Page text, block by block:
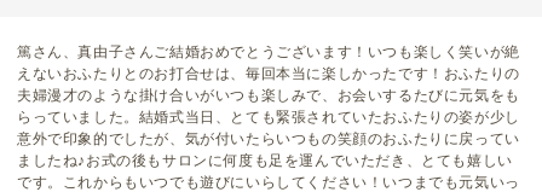
篤さん、真由子さんご結婚おめでとうございます！いつも楽しく笑いが絶
えないおふたりとのお打合せは、毎回本当に楽しかったです！おふたりの
夫婦漫才のような掛け合いがいつも楽しみで、お会いするたびに元気をも
らっていました。結婚式当日、とても緊張されていたおふたりの姿が少し
意外で印象的でしたが、気が付いたらいつもの笑顔のおふたりに戻ってい
ましたね♪お式の後もサロンに何度も足を運んでいただき、とても嬉しい
です。これからもいつでも遊びにいらしてください！いつまでも元気いっ